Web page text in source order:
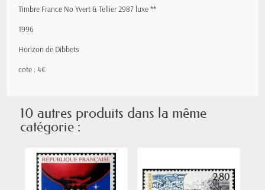
Timbre France No Yvert & Tellier 2987 luxe **
1996
Horizon de Dibbets
cote : 4€
10 autres produits dans la même
catégorie :